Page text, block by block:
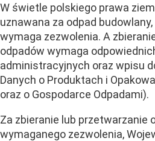
W świetle polskiego prawa
uznawana za odpad
wymaga zezwolenia. A
odpadów wymaga
administracyjnych oraz wpisu
Danych o Produktach i
oraz o Gospodarce Odpadami).
Za zbieranie lub przetwarzanie
wymaganego zezwolenia,